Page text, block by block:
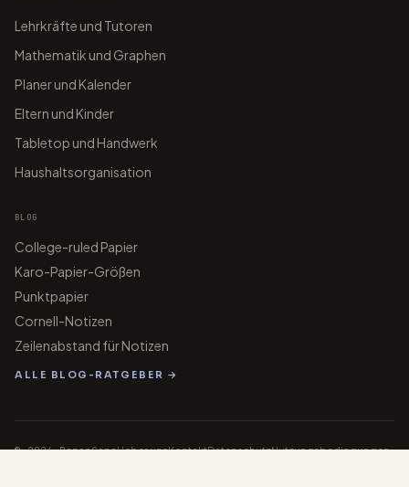
Lehrkräfte und Tutoren
Mathematik und Graphen
Planer und Kalender
Eltern und Kinder
Tabletop und Handwerk
Haushaltsorganisation
BLOG
College-ruled Papier
Karo-Papier-Größen
Punktpapier
Cornell-Notizen
Zeilenabstand für Notizen
ALLE BLOG-RATGEBER →
© 2026 PaperGensUeber unsKontaktDatenschutzNutzungsbedingungen